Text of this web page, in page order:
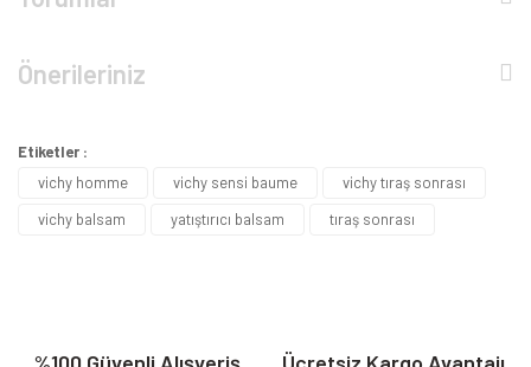
Önerileriniz
Etiketler :
vichy homme
vichy sensi baume
vichy tıraş sonrası
vichy balsam
yatıştırıcı balsam tıraş sonrası